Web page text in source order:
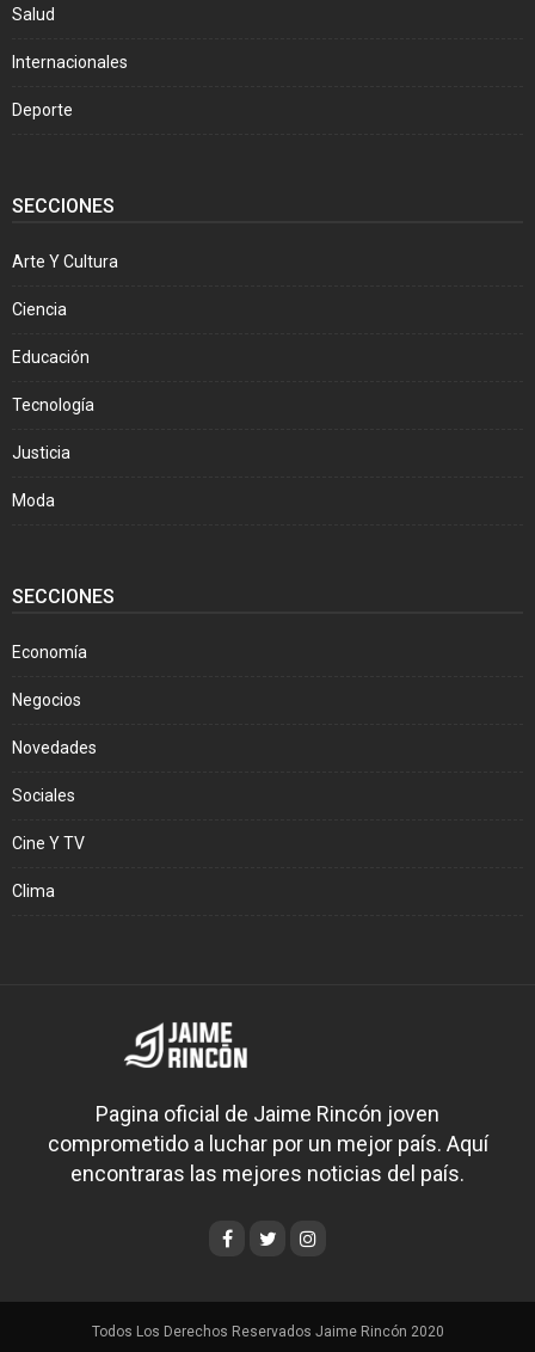
Salud
Internacionales
Deporte
SECCIONES
Arte Y Cultura
Ciencia
Educación
Tecnología
Justicia
Moda
SECCIONES
Economía
Negocios
Novedades
Sociales
Cine Y TV
Clima
Pagina oficial de Jaime Rincón joven
comprometido a luchar por un mejor país. Aquí
encontraras las mejores noticias del país.
Todos Los Derechos Reservados Jaime Rincón 2020